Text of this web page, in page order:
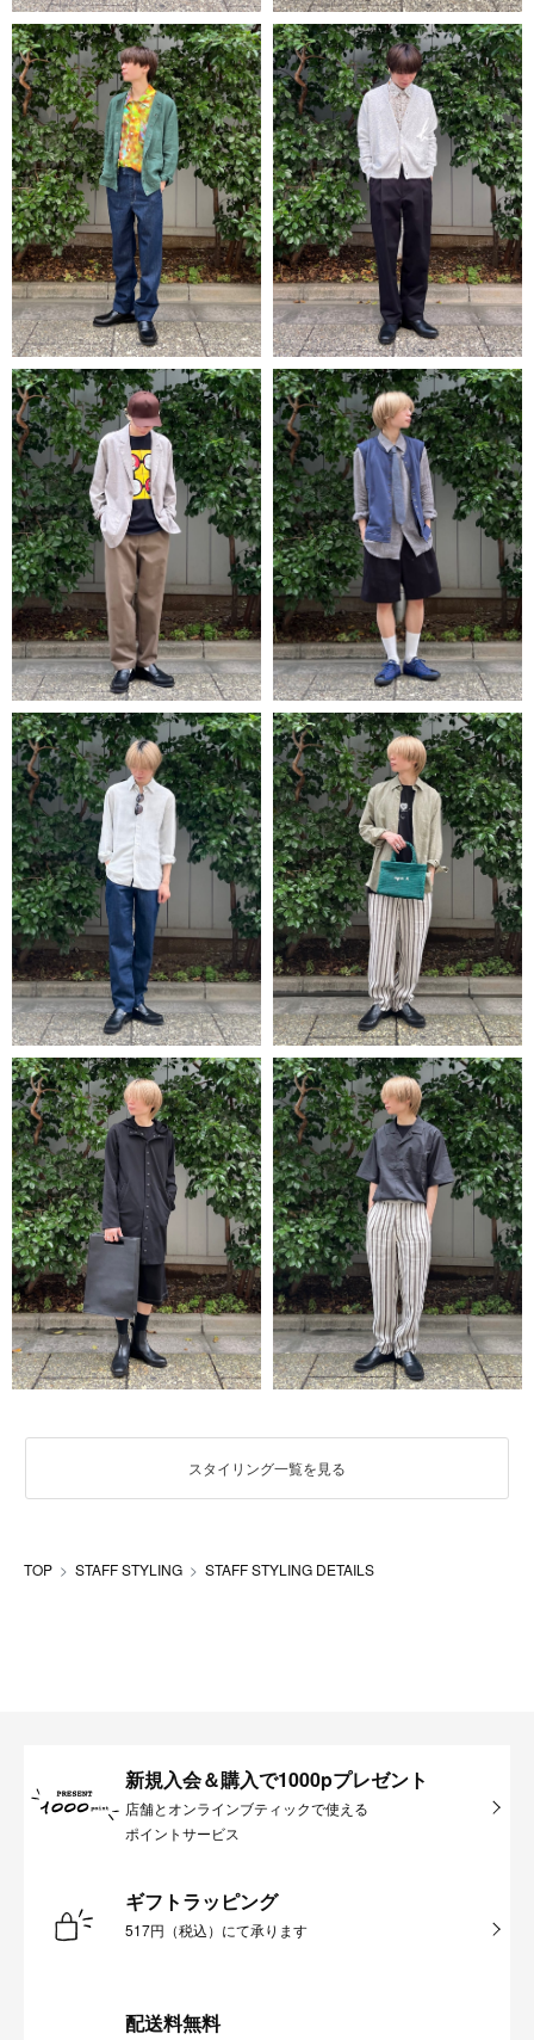
スタイリング一覧を見る
TOP STAFF STYLING STAFF STYLING DETAILS
新規入会＆購入で1000pプレゼント
店舗とオンラインブティックで使える
ポイントサービス
ギフトラッピング
517円（税込）にて承ります
配送料無料